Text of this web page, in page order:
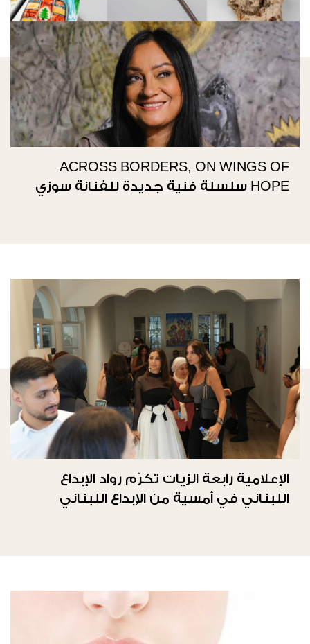
ACROSS BORDERS, ON WINGS OF
HOPE سلسلة فنية جديدة للفنانة سوزي
الإعلامية رابعة الزيات تكرّم رواد الإبداع
اللبناني في أمسية من الإبداع اللبناني